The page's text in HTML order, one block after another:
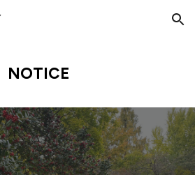
Skip to navigation
NOTICE